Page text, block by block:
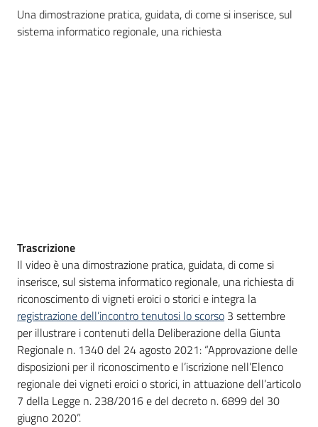
bandi
Seguici
su
Una dimostrazione pratica, guidata, di come si inserisce, sul
sistema informatico regionale, una richiesta
Trascrizione
Il video è una dimostrazione pratica, guidata, di come si
inserisce, sul sistema informatico regionale, una richiesta di
riconoscimento di vigneti eroici o storici e integra la
registrazione dell’incontro tenutosi lo scorso 3 settembre
perillustrare i contenuti della Deliberazione della Giunta
Regionale n. 1340 del 24 agosto 2021: “Approvazione delle
disposizioni per il riconoscimento e l’iscrizione nell’Elenco
regionale dei vigneti eroici o storici, in attuazione dell’articolo
7 della Legge n. 238/2016 e del decreto n. 6899 del 30
giugno 2020”.